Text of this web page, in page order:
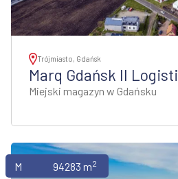
Trójmiasto, Gdańsk
Marq Gdańsk II
Miejski magazyn w Gdańsku
Magazyny94283 m2